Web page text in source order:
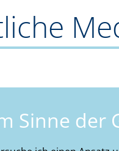
Sinne der